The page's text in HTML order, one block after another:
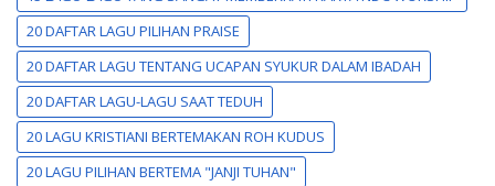
20 DAFTAR LAGU PILIHAN PRAISE
20 DAFTAR LAGU TENTANG UCAPAN SYUKUR DALAM IBADAH
20 DAFTAR LAGU-LAGU SAAT TEDUH
20 LAGU KRISTIANI BERTEMAKAN ROH KUDUS
20 LAGU PILIHAN BERTEMA "JANJI TUHAN"